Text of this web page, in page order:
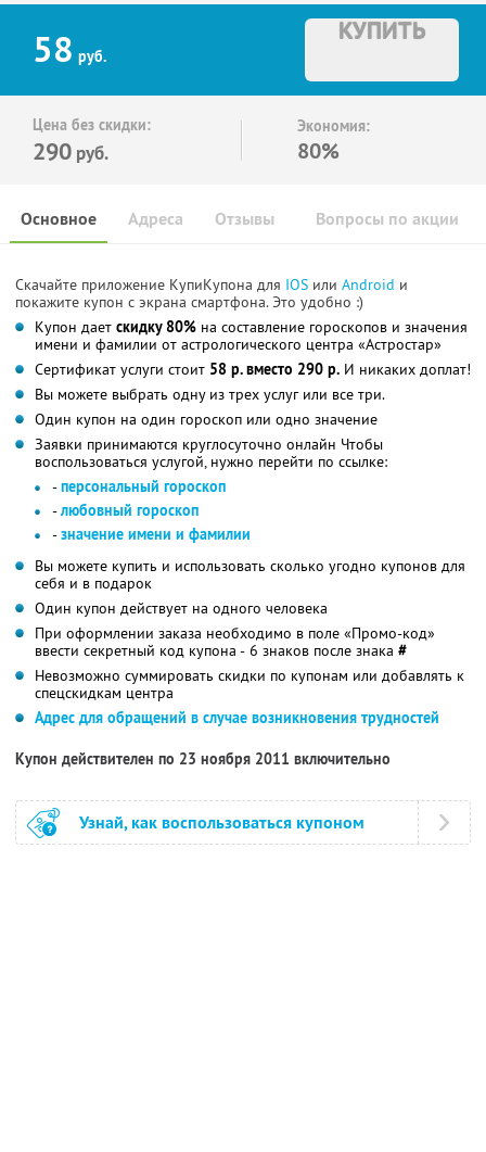
58 руб.
КУПИТЬ
Цена без скидки:
290 руб.
Экономия:
80%
Основное Отзывы Вопросы по акции
Адреса
Скачайте приложение КупиКупона для IOS или Android и
покажите купон с экрана смартфона. Это удобно :)
Купон дает скидку 80% на составление гороскопов и значения
имени и фамилии от астрологического центра «Астростар»
Сертификат услуги стоит 58 р. вместо 290 р. И никаких доплат!
Вы можете выбрать одну из трех услуг или все три.
Один купон на один гороскоп или одно значение
Заявки принимаются круглосуточно онлайн Чтобы
воспользоваться услугой, нужно перейти по ссылке:
-персональный гороскоп
-любовный гороскоп
-значение имени и фамилии
Вы можете купить и использовать сколько угодно купонов для
себя и в подарок
Один купон действует на одного человека
При оформлении заказа необходимо в поле «Промо-код»
ввести секретный код купона - 6 знаков после знака #
Невозможно суммировать скидки по купонам или добавлять к
спецскидкам центра
Адрес для обращений в случае возникновения трудностей
Купон действителен по 23 ноября 2011 включительно
Узнай, как воспользоваться купоном